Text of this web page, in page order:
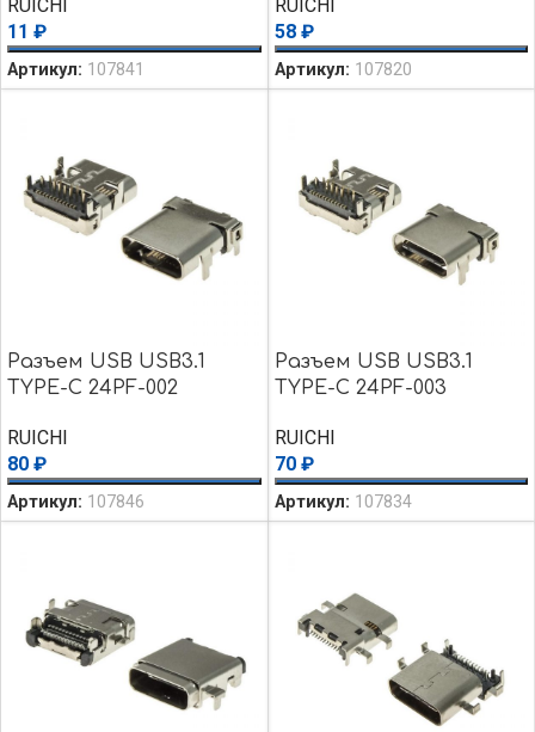
RUICHI
11 ₽
Артикул: 107841
RUICHI
58 ₽
Артикул: 107820
Разъем USB USB3.1
TYPE-C 24PF-002
RUICHI
80 ₽
Артикул: 107846
Разъем USB USB3.1
TYPE-C 24PF-003
RUICHI
70 ₽
Артикул: 107834